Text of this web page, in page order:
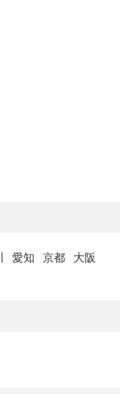
愛知 京都
大阪